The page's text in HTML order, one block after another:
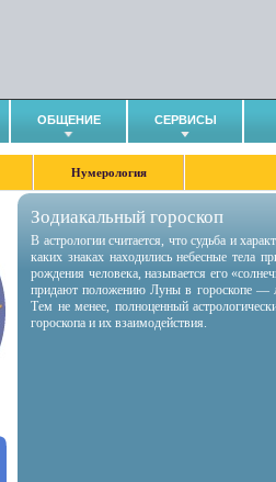
ОБЩЕНИЕ СЕРВИСЫ
Нумерология
Зодиакальный гороскоп
В астрологии считается, что судьба и
каких знаках находились небесные тела
рождения человека, называется его
придают положению Луны в гороскопе —
Тем не менее, полноценный
гороскопа и их взаимодействия.